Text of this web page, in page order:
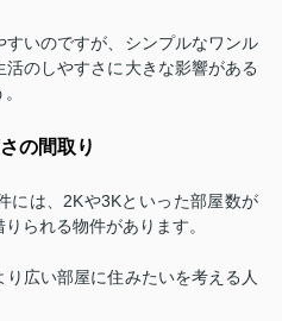
いのですが、シンプルなワンル
のしやすさに大きな影響がある
の間取り
には、2Kや3Kといった部屋数が
られる物件があります。
広い部屋に住みたいを考える人